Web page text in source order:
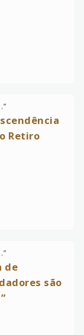
”
Retiro
”
de
são